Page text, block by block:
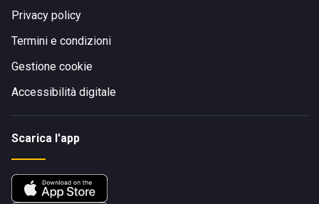
Privacy policy
Termini e condizioni
Gestione cookie
Accessibilità digitale
Scarica l'app